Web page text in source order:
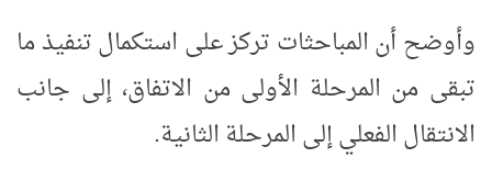
وأوضح أن المباحثات تركز على استكمال تنفيذ ما
تبقى من المرحلة الأولى من الاتفاق، إلى جانب
الانتقال الفعلي إلى المرحلة الثانية.